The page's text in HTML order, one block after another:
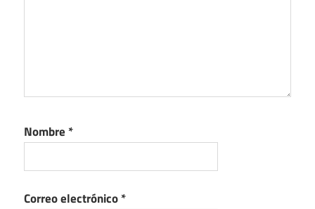
Nombre *
Correo electrónico*